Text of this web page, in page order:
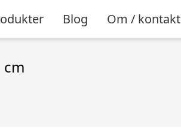
Blog Om / kontakt